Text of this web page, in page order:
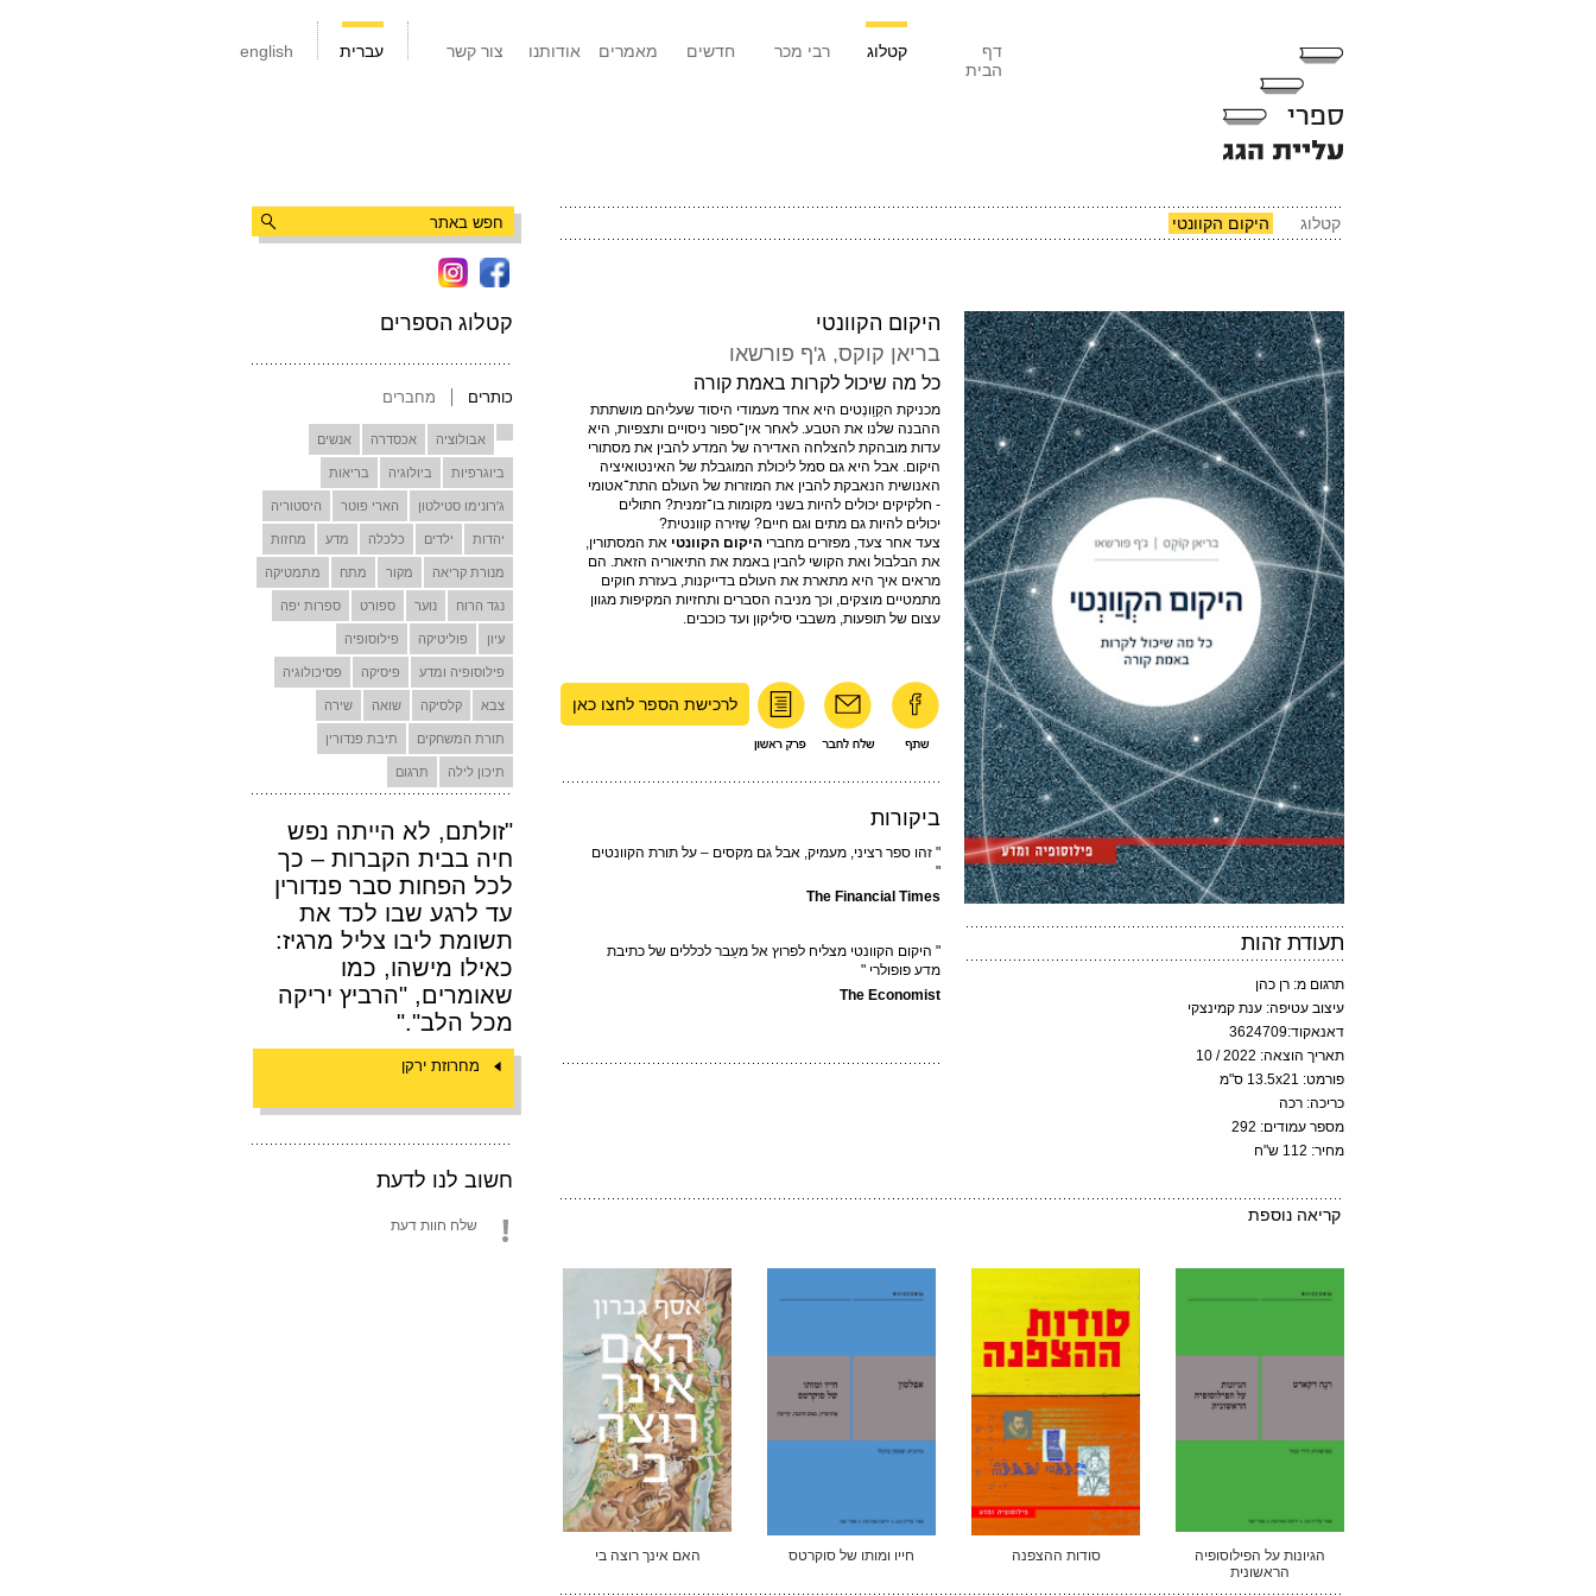
english עברית צור קשר אודותנו מאמרים חדשים רבי מכר קטלוג
דף
הבית
קטלוג הספרים
כותרים מחברים
אבולוציה אכסדרה אנשים
ביוגרפיות ביולוגיה בריאות
ג'רונימו סטילטון הארי פוטר היסטוריה
יהדות ילדים כלכלה מדע מחזות
מנורת קריאה מקור מתח מתמטיקה
נגד הרוח נוער ספורט ספרות יפה
עיון פוליטיקה פילוסופיה
פילוסופיה ומדע פיסיקה פסיכולוגיה
צבא קלסיקה שואה שירה
תורת המשחקים תיבת פנדורין
תיכון לילה תרגום
"זולתם, לא הייתה נפש
חיה בבית הקברות – כך
לכל הפחות סבר פנדורין
עד לרגע שבו לכד את
תשומת ליבו צליל מרגיז:
כאילו מישהו, כמו
שאומרים, "הרביץ יריקה
מכל הלב"."
מחרוזת ירקן
חשוב לנו לדעת
שלח חוות דעת
קטלוג היקום הקוונטי
תעודת זהות
תרגום מ: רן כהן
עיצוב עטיפה: ענת קמינצקי
דאנאקוד:3624709
תאריך הוצאה: 2022 / 10
פורמט: 13.5x21 ס"מ
כריכה: רכה
מספר עמודים: 292
מחיר: 112 ש"ח
היקום הקוונטי
בריאן קוקס, ג'ף פורשאו
כל מה שיכול לקרות באמת קורה
מכניקת הקְוַונְטים היא אחד מעמודי היסוד שעליהם מושתתת
ההבנה שלנו את הטבע. לאחר אין־ספור ניסויים ותצפיות, היא
עדות מובהקת להצלחה האדירה של המדע להבין את מסתורי
היקום. אבל היא גם סמל ליכולת המוגבלת של האינטואיציה
האנושית הנאבקת להבין את המוזרוּת של העולם התת־אטומי
- חלקיקים יכולים להיות בשני מקומות בו־זמנית? חתולים
יכולים להיות גם מתים וגם חיים? שְזירה קוונטית?
צעד אחר צעד, מפזרים מחברי היקום הקוונטי את המסתורין,
את הבלבול ואת הקושי להבין באמת את התיאוריה הזאת. הם
מראים איך היא מתארת את העולם בדייקנות, בעזרת חוקים
מתמטיים מוצקים, וכך מניבה הסברים ותחזיות המקיפות מגוון
עצום של תופעות, משבבי סיליקון ועד כוכבים.
לרכישת הספר לחצו כאן
ביקורות
" זהו ספר רציני, מעמיק, אבל גם מקסים – על תורת הקוונטים
"
The Financial Times
" היקום הקוונטי מצליח לפרוץ אל מעֵבר לכללים של כתיבת
מדע פופולרי "
The Economist
קריאה נוספת
הגיונות על הפילוסופיה
הראשונית
סודות ההצפנה חייו ומותו של סוקרטס האם אינך רוצה בי